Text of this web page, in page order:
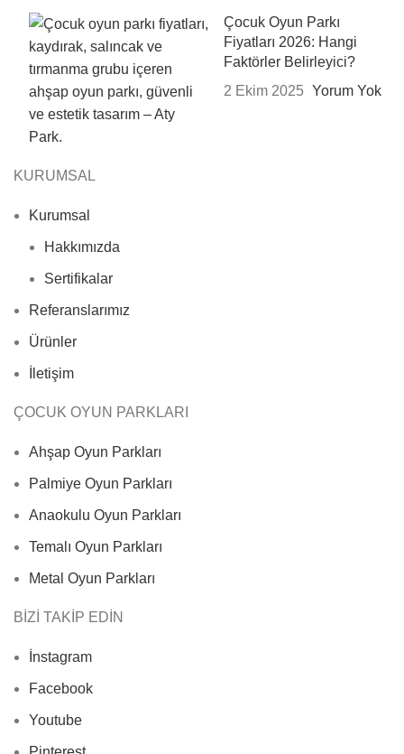
Çocuk Oyun Parkı
Fiyatları 2026: Hangi
Faktörler Belirleyici?
2 Ekim 2025 Yorum Yok
KURUMSAL
Kurumsal
Hakkımızda
Sertifikalar
Referanslarımız
Ürünler
İletişim
ÇOCUK OYUN PARKLARI
Ahşap Oyun Parkları
Palmiye Oyun Parkları
Anaokulu Oyun Parkları
Temalı Oyun Parkları
Metal Oyun Parkları
BİZİ TAKİP EDİN
İnstagram
Facebook
Youtube